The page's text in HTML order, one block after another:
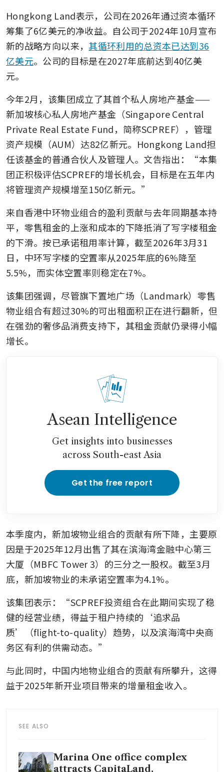
Hongkong Land表示，公司在2026年通过资本循环
筹集了6亿美元的净收益。自公司于2024年10月宣布
新的战略方向以来， 其循环利用的总资本已达到36
亿美元。公司的目标是在2027年底前达到40亿美
元。
今年2月，该集团成立了其首个私人房地产基金——
新加坡核心私人房地产基金（Singapore Central
Private Real Estate Fund，简称SCPREF），管理
资产规模（AUM）达82亿新元。Hongkong Land担
任该基金的普通合伙人及管理人。文告指出：“本集
团正积极评估SCPREF的增长机会，目标是在五年内
将管理资产规模增至150亿新元。”
来自香港中环物业组合的盈利贡献与去年同期基本持
平，零售租金的上涨和成本的下降抵消了写字楼租金
的下滑。按已承诺租用率计算，截至2026年3月31
日，中环写字楼的空置率从2025年底的6%降至
5.5%，而实体空置率则稳定在7%。
该集团强调，尽管旗下置地广场（Landmark）零售
物业组合有超过30%的可出租面积正在进行翻新，但
在强劲的奢侈品消费支持下，其租金贡献仍录得小幅
增长。
Asean Intelligence
Get insights into businesses
across South-east Asia
Get the free report
本季度内，新加坡物业组合的贡献有所下降，主要原
因是于2025年12月出售了其在滨海湾金融中心第三
大厦（MBFC Tower 3）的三分之一股权。截至3月
底，新加坡物业的未承诺空置率为4.1%。
该集团表示：“SCPREF投资组合在此期间实现了稳
健的经营业绩，得益于租户持续的‘追求品
质’（flight-to-quality）趋势，以及滨海湾中央商
务区有利的供需动态。”
与此同时，中国内地物业组合的贡献有所攀升，这得
益于2025年新开业项目带来的增量租金收入。
SEE ALSO
Marina One office complex
attracts CapitaLand,